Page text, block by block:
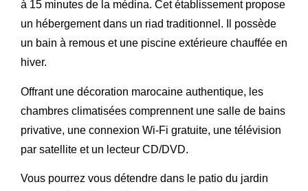
à 15 minutes de la médina. Cet établissement propose
un hébergement dans un riad traditionnel. Il possède
un bain à remous et une piscine extérieure chauffée en
hiver.
Offrant une décoration marocaine authentique, les
chambres climatisées comprennent une salle de bains
privative, une connexion Wi-Fi gratuite, une télévision
par satellite et un lecteur CD/DVD.
Vous pourrez vous détendre dans le patio du jardin